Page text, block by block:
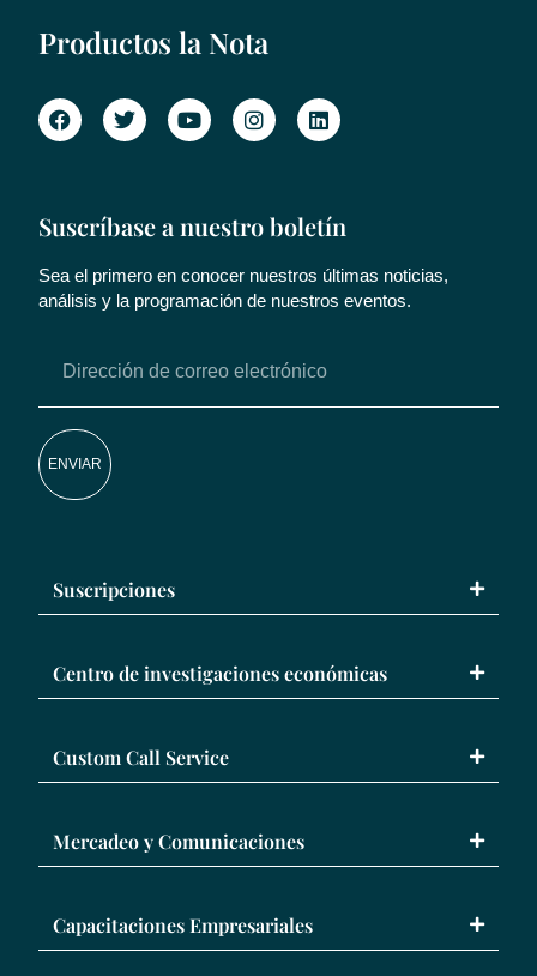
Productos la Nota
Suscríbase a nuestro boletín
Sea el primero en conocer nuestros últimas noticias,
análisis y la programación de nuestros eventos.
ENVIAR
Suscripciones
Centro de investigaciones económicas
Custom Call Service
Mercadeo y Comunicaciones
Capacitaciones Empresariales